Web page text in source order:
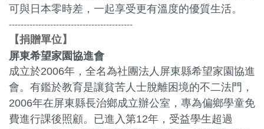
可與日本零時差，一起享受更有溫度的優質生活。
------------------------------------------
【捐贈單位】
屏東希望家園協進會
成立於2006年，全名為社團法人屏東縣希望家園協進
會。有鑑於教育是讓貧苦人士脫離困境的不二法門，
2006年在屏東縣長治鄉成立辦公室，專為偏鄉學童免
費進行課後照顧。已進入第12年，受益學生超過